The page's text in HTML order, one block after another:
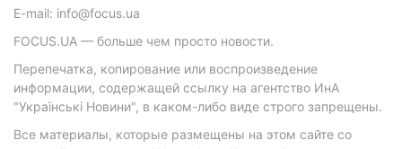
E-mail: info@focus.ua
FOCUS.UA — больше чем просто новости.
Перепечатка, копирование или воспроизведение
информации, содержащей ссылку на агентство ИнА
"Українські Новини", в каком-либо виде строго запрещены.
Все материалы, которые размещены на этом сайте со